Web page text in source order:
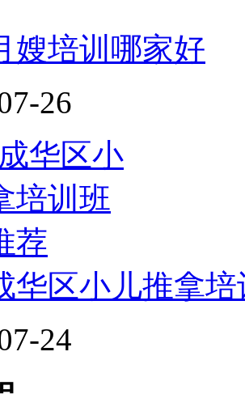
嫂培训哪家好
26
华区小儿推拿
24